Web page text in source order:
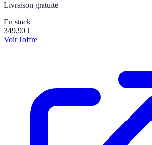
Livraison gratuite
En stock
349,90 €
Voir l'offre